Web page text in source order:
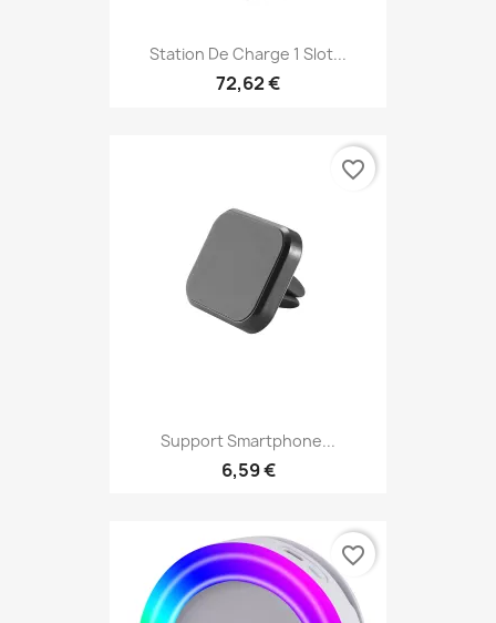
Station De Charge 1 Slot...
72,62 €
Support Smartphone...
6,59 €
favorite_border
favorite_border